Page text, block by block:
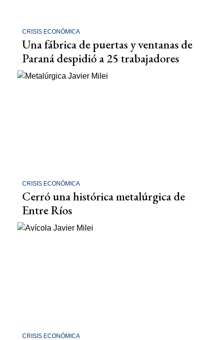
CRISIS ECONÓMICA
Una fábrica de puertas y ventanas de
Paraná despidió a 25 trabajadores
CRISIS ECONÓMICA
Cerró una histórica metalúrgica de
Entre Ríos
CRISIS ECONÓMICA